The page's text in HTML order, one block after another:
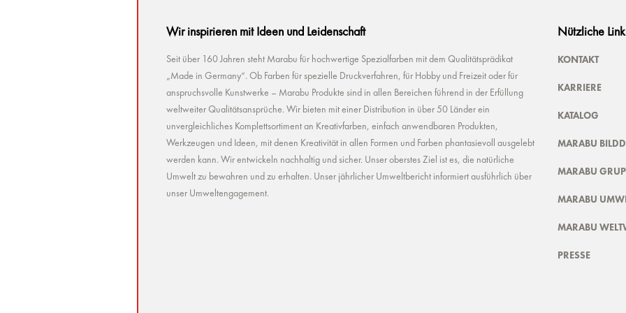
Wir inspirieren mit Ideen und Leidenschaft
Seit über 160 Jahren steht Marabu für hochwertige Spezialfarben mit dem Qualitätsprädikat
„Made in Germany“. Ob Farben für spezielle Druckverfahren, für Hobby und Freizeit oder für
anspruchsvolle Kunstwerke – Marabu Produkte sind in allen Bereichen führend in der Erfüllung
weltweiter Qualitätsansprüche. Wir bieten mit einer Distribution in über 50 Länder ein
unvergleichliches Komplettsortiment an Kreativfarben, einfach anwendbaren Produkten,
Werkzeugen und Ideen, mit denen Kreativität in allen Formen und Farben phantasievoll ausgelebt
werden kann. Wir entwickeln nachhaltig und sicher. Unser oberstes Ziel ist es, die natürliche
Umwelt zu bewahren und zu erhalten. Unser jährlicher Umweltbericht informiert ausführlich über
unser Umweltengagement.
Nützliche
KONTAKT
KARRIERE
KATALOG
MARABU
MARABU
MARABU
MARABU
PRESSE